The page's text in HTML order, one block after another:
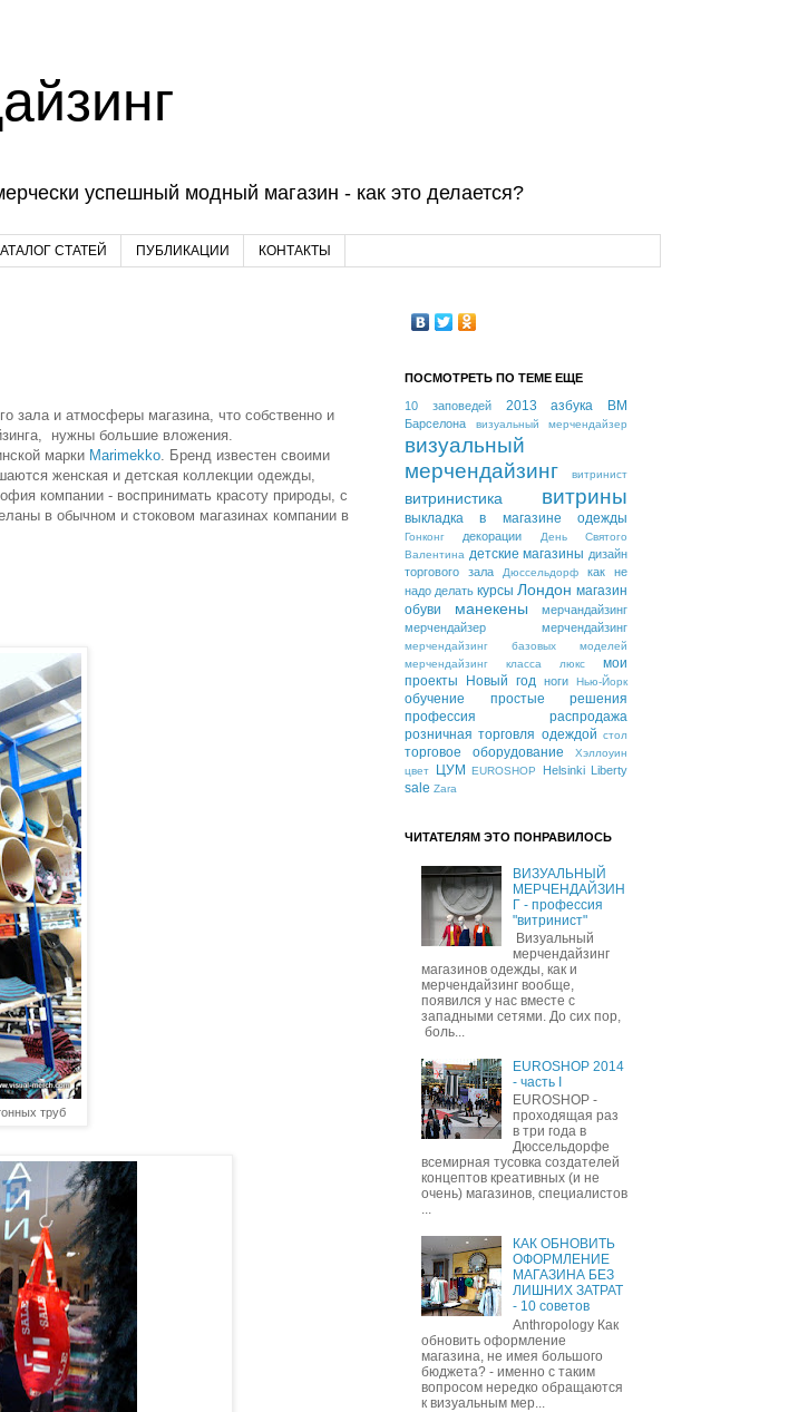
успешный модный магазин - как это делается?
СТАТЕЙ ПУБЛИКАЦИИ КОНТАКТЫ
зала и атмосферы магазина, что собственно и
нужны большие вложения.
марки Marimekko. Бренд известен своими
женская и детская коллекции одежды,
компании - воспринимать красоту природы, с
в обычном и стоковом магазинах компании в
труб
ПОСМОТРЕТЬ ПО ТЕМЕ ЕЩЕ
10 заповедей 2013 азбука ВМ
Барселона визуальный мерчендайзер
визуальный
мерчендайзинг
витринист
витринистика витрины
выкладка в магазине одежды
Гонконг декорации
День Святого
Валентина детские магазины дизайн
торгового зала
Дюссельдорф
как не
надо делать курсы Лондон магазин
обуви
манекены
мерчандайзинг
мерчендайзер
мерчендайзинг
мерчендайзинг базовых моделей
мерчендайзинг класса люкс
мои
проекты
Новый год ноги Нью-Йорк
обучение
простые решения
профессия
распродажа
розничная торговля одеждой стол
торговое оборудование
Хэллоуин
цвет
ЦУМ EUROSHOP Helsinki Liberty
sale Zara
ЧИТАТЕЛЯМ ЭТО ПОНРАВИЛОСЬ
ВИЗУАЛЬНЫЙ
МЕРЧЕНДАЙЗИН
Г - профессия
"витринист"
Визуальный
мерчендайзинг
магазинов одежды, как и
мерчендайзинг вообще,
появился у нас вместе с
западными сетями. До сих пор,
боль...
EUROSHOP 2014
- часть I
EUROSHOP -
проходящая раз
в три года в
Дюссельдорфе
всемирная тусовка создателей
концептов креативных (и не
очень) магазинов, специалистов
...
КАК ОБНОВИТЬ
ОФОРМЛЕНИЕ
МАГАЗИНА БЕЗ
ЛИШНИХ ЗАТРАТ
- 10 советов
Anthropology Как
обновить оформление
магазина, не имея большого
бюджета? - именно с таким
вопросом нередко обращаются
к визуальным мер...